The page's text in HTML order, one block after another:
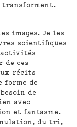
transforment.
images. Je les
scientifiques
activités
de ces
récits
forme de
de
avec
et fantasme.
du tri,